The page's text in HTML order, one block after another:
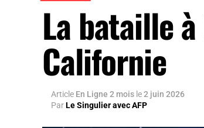
La bataille
Californie
Article En Ligne 2 mois le2 juin 2026
ParLe Singulier avec AFP